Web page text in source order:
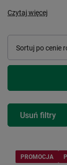
Czytaj więcej
Zmień
Sortuj po cenie
Usuń filtry
PROMOCJA